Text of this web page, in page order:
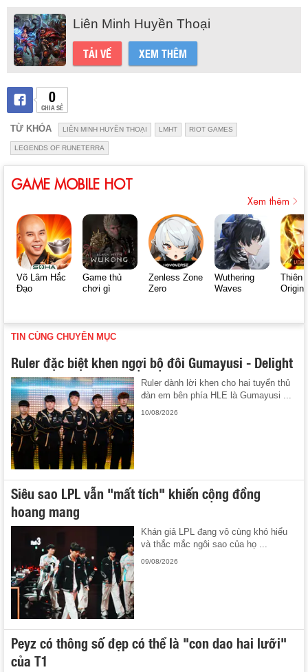
Liên Minh Huyền Thoại
TẢI VỀ XEM THÊM
0
CHIA SẺ
TỪ KHÓA LIÊN MINH HUYỀN THOẠI LMHT RIOT GAMES
LEGENDS OF RUNETERRA
GAME MOBILE HOT
Xem thêm
Võ Lâm Hắc
Đạo
Game thủ
chơi gì
Zenless Zone
Zero
Wuthering
Waves
Thiên
Origin
TIN CÙNG CHUYÊN MỤC
Ruler đặc biệt khen ngợi bộ đôi Gumayusi - Delight
Ruler dành lời khen cho hai tuyển thủ
đàn em bên phía HLE là Gumayusi ...
10/08/2026
Siêu sao LPL vẫn "mất tích" khiến cộng đồng
hoang mang
Khán giả LPL đang vô cùng khó hiểu
và thắc mắc ngôi sao của họ ...
09/08/2026
Peyz có thông số đẹp có thể là "con dao hai lưỡi"
của T1